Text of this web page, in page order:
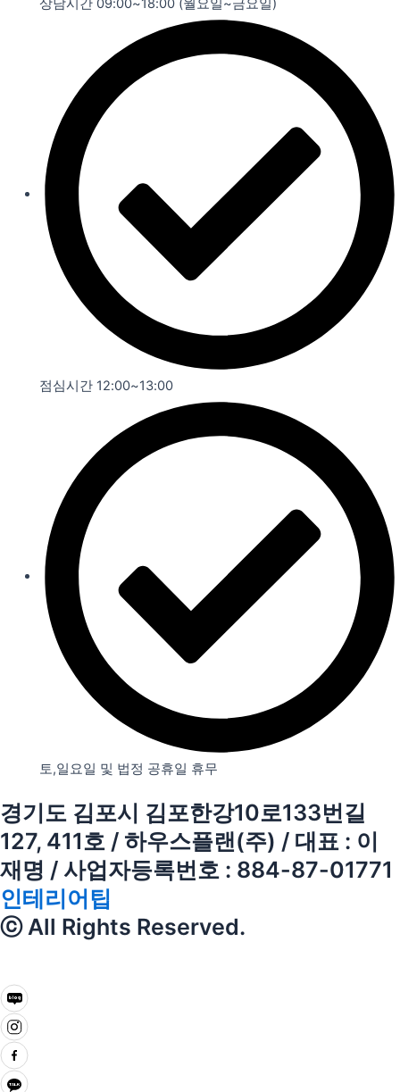
상담시간 09:00~18:00 (월요일~금요일)
점심시간 12:00~13:00
토,일요일 및 법정 공휴일 휴무
경기도 김포시 김포한강10로133번길
127, 411호 / 하우스플랜(주) / 대표 : 이
재명 / 사업자등록번호 : 884-87-01771
인테리어팁
ⓒ All Rights Reserved.